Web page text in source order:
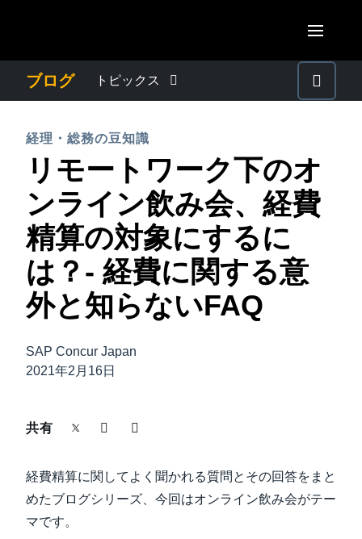
AMERICAS
Canada (Français)
México (Español)
Brasil (Português)
United Kingdom (English)
France (Français)
Deutschland (Deutsch)
Italia (Italiano)
Nederlands (English)
Norway (English)
ASIA PACIFIC
Australia (English)
India (English)
日本（日本語)
Singapore (English)
ブログ トピックス
プレスリリース
電子帳簿保存法・インボイス制度
経理・総務の豆知識
出張・経費管理トレンド
中堅・中小企業
サステナビリティ
経理・総務の豆知識
リモートワーク下のオ
ンライン飲み会、経費
精算の対象にするに
は？- 経費に関する意
外と知らないFAQ
SAP Concur Japan
2021年2月16日
共有
経費精算に関してよく聞かれる質問とその回答をまと
めたブログシリーズ、今回はオンライン飲み会がテー
マです。